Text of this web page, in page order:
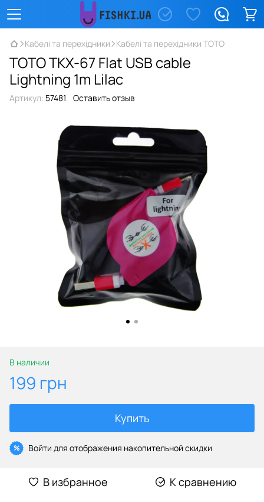
Кабелі та перехідники Кабелі та перехідники TOTO
TOTO TKX-67 Flat USB cable
Lightning 1m Lilac
Артикул: 57481 Оставить отзыв
В наличии
199 грн
Купить
% Войти для отображения накопительной скидки
В избранное К сравнению